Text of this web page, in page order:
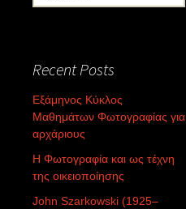
for:
Recent Posts
Εξάμηνος Κύκλος
Μαθημάτων Φωτογραφίας για
αρχάριους
Η Φωτογραφία και ως τέχνη
της οικειοποίησης
John Szarkowski (1925–